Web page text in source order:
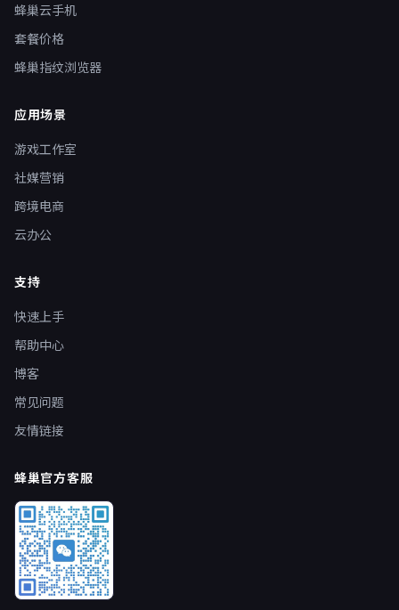
蜂巢云手机
套餐价格
蜂巢指纹浏览器
应用场景
游戏工作室
社媒营销
跨境电商
云办公
支持
快速上手
帮助中心
博客
常见问题
友情链接
蜂巢官方客服